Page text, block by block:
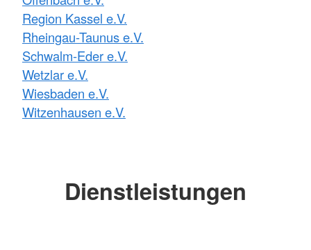
Region Kassel e.V.
Rheingau-Taunus e.V.
Schwalm-Eder e.V.
Wetzlar e.V.
Wiesbaden e.V.
Witzenhausen e.V.
Dienstleistungen